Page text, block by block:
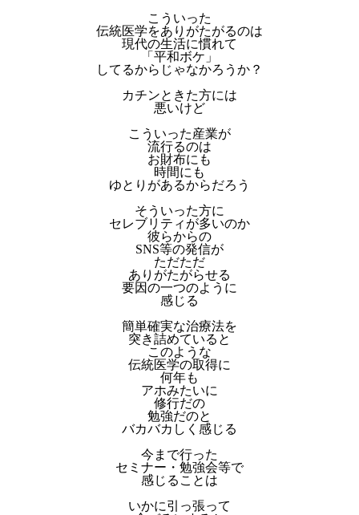
こういった
伝統医学をありがたがるのは
現代の生活に慣れて
「平和ボケ」
してるからじゃなかろうか？
カチンときた方には
悪いけど
こういった産業が
流行るのは
お財布にも
時間にも
ゆとりがあるからだろう
そういった方に
セレブリティが多いのか
彼らからの
SNS等の発信が
ただただ
ありがたがらせる
要因の一つのように
感じる
簡単確実な治療法を
突き詰めていると
このような
伝統医学の取得に
何年も
アホみたいに
修行だの
勉強だのと
バカバカしく感じる
今まで行った
セミナー・勉強会等で
感じることは
いかに引っ張って